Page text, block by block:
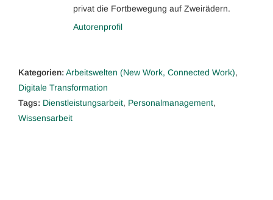
privat die Fortbewegung auf Zweirädern.
Autorenprofil
Kategorien: Arbeitswelten (New Work, Connected Work),
Digitale Transformation
Tags: Dienstleistungsarbeit, Personalmanagement,
Wissensarbeit